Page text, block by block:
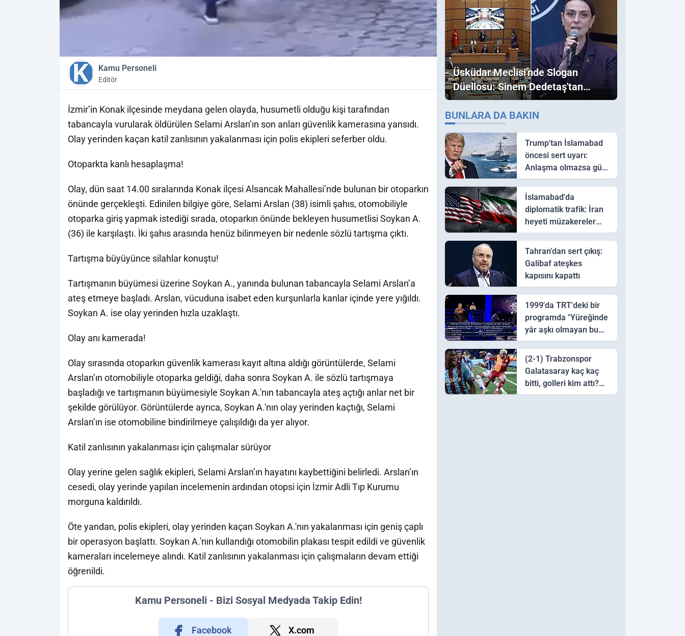
Kamu Personeli
Editör
İzmir’in Konak ilçesinde meydana gelen olayda, husumetli olduğu kişi tarafından
tabancayla vurularak öldürülen Selami Arslan’ın son anları güvenlik kamerasına yansıdı.
Olay yerinden kaçan katil zanlısının yakalanması için polis ekipleri seferber oldu.
Otoparkta kanlı hesaplaşma!
Olay, dün saat 14.00 sıralarında Konak ilçesi Alsancak Mahallesi’nde bulunan bir otoparkın
önünde gerçekleşti. Edinilen bilgiye göre, Selami Arslan (38) isimli şahıs, otomobiliyle
otoparka giriş yapmak istediği sırada, otoparkın önünde bekleyen husumetlisi Soykan A.
(36) ile karşılaştı. İki şahıs arasında henüz bilinmeyen bir nedenle sözlü tartışma çıktı.
Tartışma büyüyünce silahlar konuştu!
Tartışmanın büyümesi üzerine Soykan A., yanında bulunan tabancayla Selami Arslan’a
ateş etmeye başladı. Arslan, vücuduna isabet eden kurşunlarla kanlar içinde yere yığıldı.
Soykan A. ise olay yerinden hızla uzaklaştı.
Olay anı kamerada!
Olay sırasında otoparkın güvenlik kamerası kayıt altına aldığı görüntülerde, Selami
Arslan’ın otomobiliyle otoparka geldiği, daha sonra Soykan A. ile sözlü tartışmaya
başladığı ve tartışmanın büyümesiyle Soykan A.'nın tabancayla ateş açtığı anlar net bir
şekilde görülüyor. Görüntülerde ayrıca, Soykan A.'nın olay yerinden kaçtığı, Selami
Arslan’ın ise otomobiline bindirilmeye çalışıldığı da yer alıyor.
Katil zanlısının yakalanması için çalışmalar sürüyor
Olay yerine gelen sağlık ekipleri, Selami Arslan’ın hayatını kaybettiğini belirledi. Arslan’ın
cesedi, olay yerinde yapılan incelemenin ardından otopsi için İzmir Adli Tıp Kurumu
morguna kaldırıldı.
Öte yandan, polis ekipleri, olay yerinden kaçan Soykan A.'nın yakalanması için geniş çaplı
bir operasyon başlattı. Soykan A.'nın kullandığı otomobilin plakası tespit edildi ve güvenlik
kameraları incelemeye alındı. Katil zanlısının yakalanması için çalışmaların devam ettiği
öğrenildi.
Kamu Personeli - Bizi Sosyal Medyada Takip Edin!
Facebook X.com
Üsküdar Meclisi'nde Slogan
Düellosu: Sinem Dedetaş'tan
Ezber Bozan "Erdoğan" ve
"İmamoğlu" Çıkışı!
BUNLARA DA BAKIN
Trump'tan İslamabad
öncesi sert uyarı:
Anlaşma olmazsa güç
kullanırız
İslamabad'da
diplomatik trafik: İran
heyeti müzakereler
için Pakistan'a ulaştı
Tahran’dan sert çıkış:
Galibaf ateşkes
kapısını kapattı
1999'da TRT'deki bir
programda "Yüreğinde
yâr aşkı olmayan bu
sazı çalarsa tingirdatır"
sözünü söyleyen halk
ozanı hangisidir?
(2-1) Trabzonspor
Galatasaray kaç kaç
bitti, golleri kim attı?
Trabzonspor